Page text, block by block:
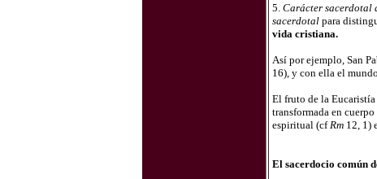
5. Carácter sacerdotal
sacerdotalpara
vida cristiana.
Así por ejemplo, San
16), y con ella el
El fruto de la Eucaristía
transformada en
espiritual (cfRm12, 1)
El sacerdocio común